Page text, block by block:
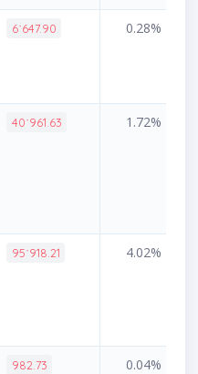
6˙647.90 0.28%
40˙961.63 1.72%
95˙918.21 4.02%
982.73 0.04%